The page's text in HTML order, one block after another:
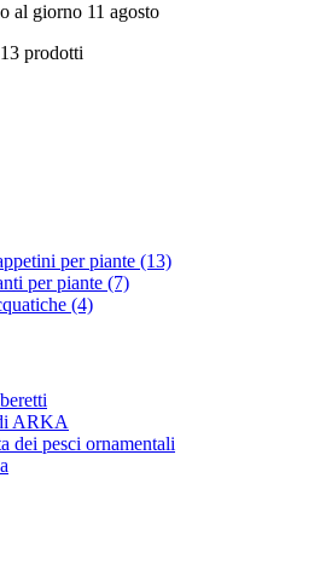
al giorno 11 agosto
prodotti
per piante (13)
per piante (7)
(4)
ARKA
dei pesci ornamentali